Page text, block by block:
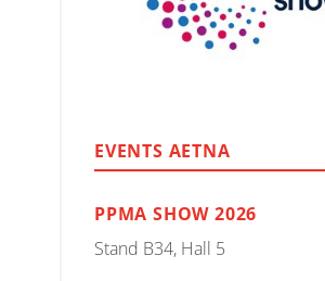
EVENTS AETNA
PPMA SHOW 2026
Stand B34, Hall 5